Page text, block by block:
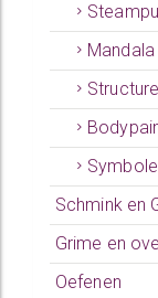
Mandala
Schmink en
Grime en
Oefenen